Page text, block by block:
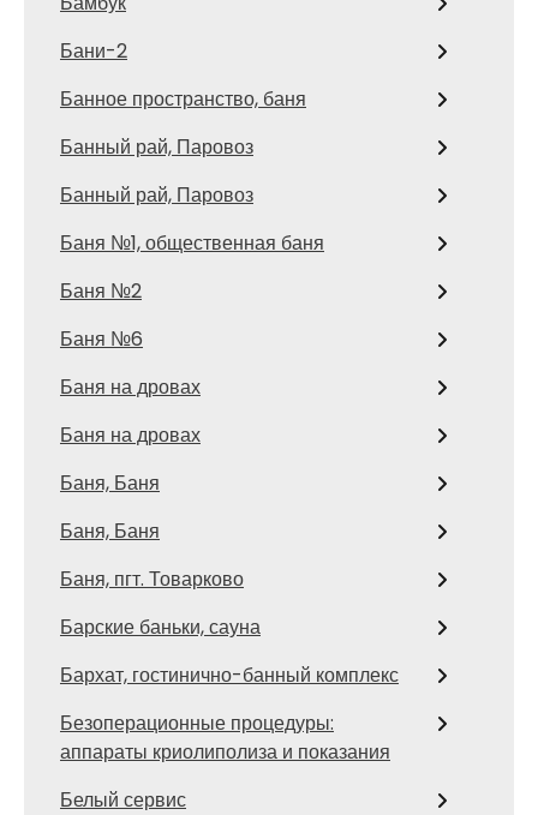
Бани-2
Банное пространство, баня
Банный рай, Паровоз
Банный рай, Паровоз
Баня №1, общественная баня
Баня №2
Баня №6
Баня на дровах
Баня на дровах
Баня, Баня
Баня, Баня
Баня, пгт. Товарково
Барские баньки, сауна
Бархат, гостинично-банный комплекс
Безоперационные процедуры:
аппараты криолиполиза и показания
Белый сервис